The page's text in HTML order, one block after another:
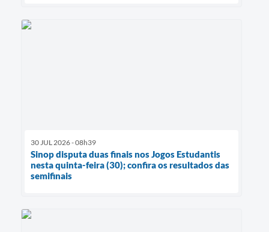
30 JUL 2026 - 08h39
Sinop disputa duas finais nos Jogos Estudantis
nesta quinta-feira (30); confira os resultados das
semifinais